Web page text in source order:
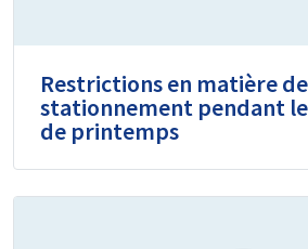
Restrictions en matière de
stationnement pendant
de printemps